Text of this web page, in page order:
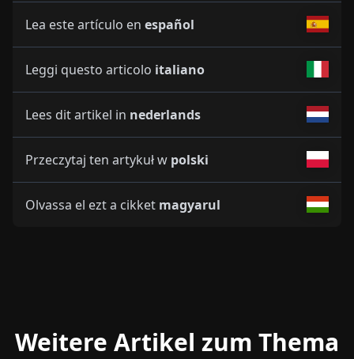
Lea este artículo en español
Leggi questo articolo italiano
Lees dit artikel in nederlands
Przeczytaj ten artykuł w polski
Olvassa el ezt a cikket magyarul
Weitere Artikel zum Thema